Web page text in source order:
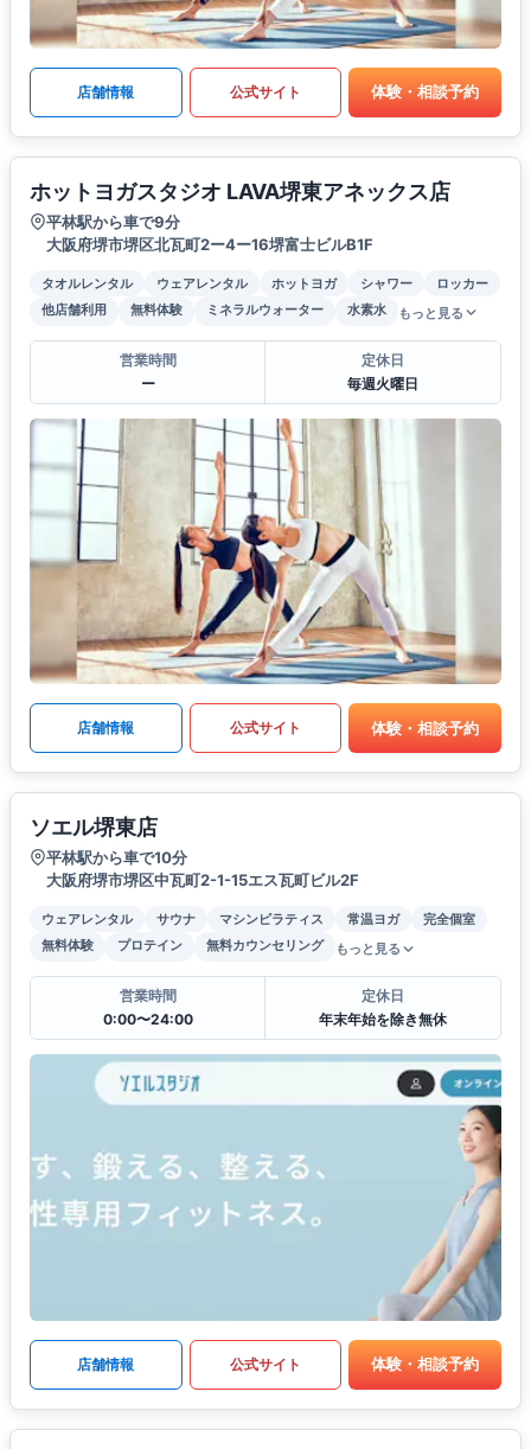
店舗情報 公式サイト 体験・相談予約
ホットヨガスタジオ LAVA堺東アネックス店
平林駅から車で9分
大阪府堺市堺区北瓦町2ー4ー16堺富士ビルB1F
タオルレンタル ウェアレンタル ホットヨガ シャワー
ロッカー
他店舗利用
無料体験 ミネラルウォーター 水素水 もっと見る
営業時間
ー
定休日
毎週火曜日
店舗情報 公式サイト 体験・相談予約
ソエル堺東店
平林駅から車で10分
大阪府堺市堺区中瓦町2-1-15エス瓦町ビル2F
ウェアレンタル サウナ マシンピラティス 常温ヨガ
完全個室
無料体験
プロテイン 無料カウンセリング もっと見る
営業時間
0:00〜24:00
定休日
年末年始を除き無休
店舗情報 公式サイト 体験・相談予約